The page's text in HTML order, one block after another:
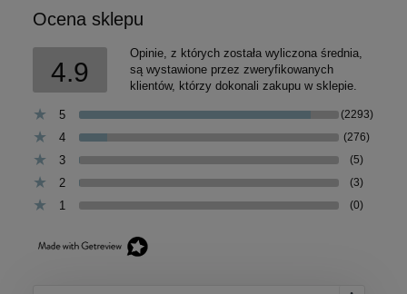
Ocena sklepu
4.9
Opinie, z których została wyliczona średnia,
są wystawione przez zweryfikowanych
klientów, którzy dokonali zakupu w sklepie.
5 (2293)
4 (276)
3 (5)
2 (3)
1 (0)